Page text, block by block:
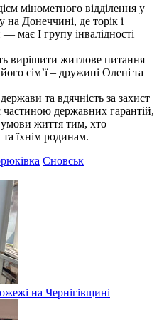
мінометного відділення у
на Донеччині, де торік і
має І групу інвалідності
вирішити житлове питання
сім’ї – дружині Олені та
та вдячність за захист
частиною державних гарантій,
умови життя тим, хто
їхнім родинам.
Сновськ
на Чернігівщині